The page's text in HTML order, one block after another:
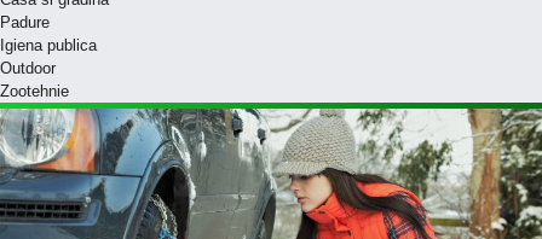
Padure
Igiena publica
Outdoor
Zootehnie